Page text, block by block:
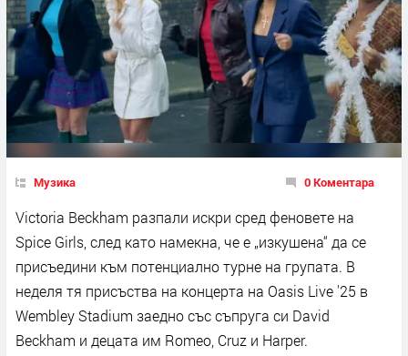
Музика 0 Коментара
Victoria Beckham разпали искри сред феновете на
Spice Girls, след като намекна, че е „изкушена“ да се
присъедини към потенциално турне на групата. В
неделя тя присъства на концерта на Oasis Live '25 в
Wembley Stadium заедно със съпруга си David
Beckham и децата им Romeo, Cruz и Harper.